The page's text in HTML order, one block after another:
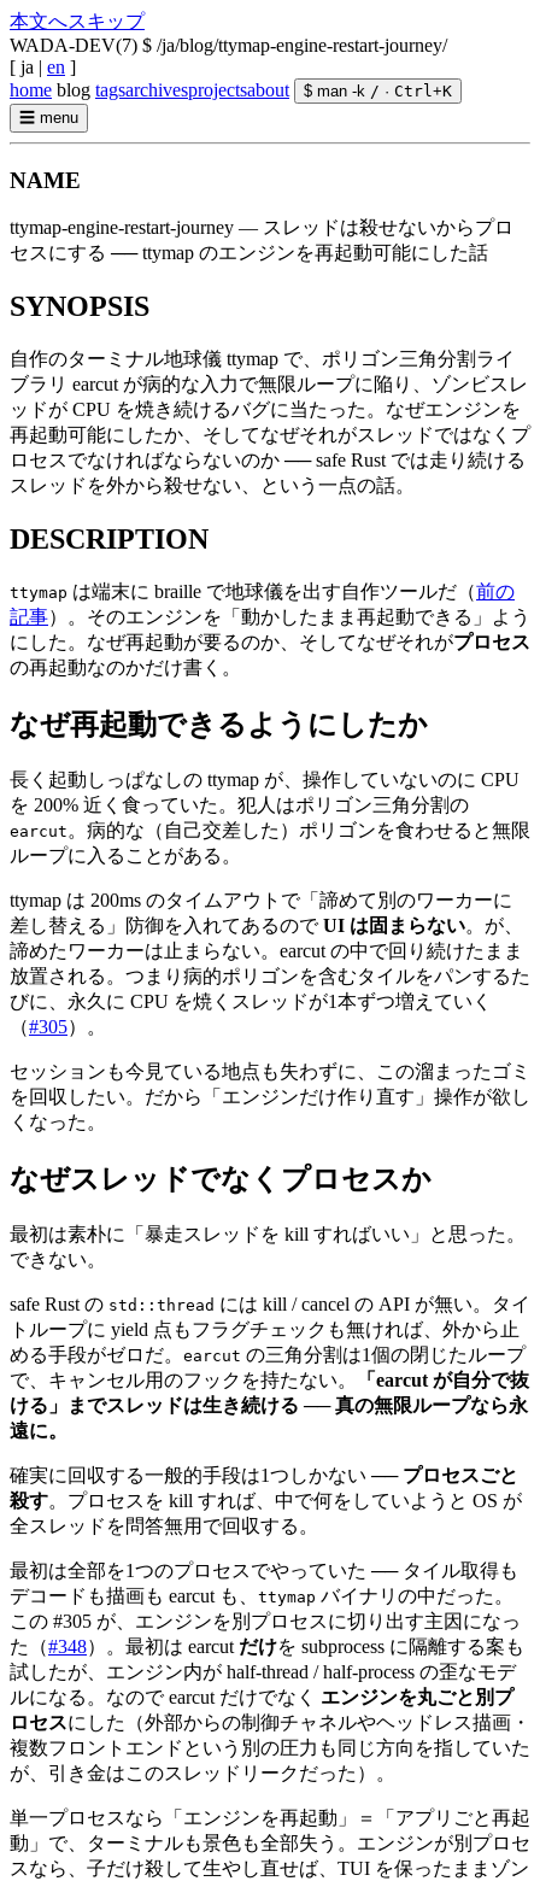
本文へスキップ
WADA-DEV(7) $ /ja/blog/ttymap-engine-restart-journey/
[ ja | en ]
home blog tagsarchivesprojectsabout $ man -k / · Ctrl+K
☰ menu
NAME
ttymap-engine-restart-journey — スレッドは殺せないからプロ
セスにする ── ttymap のエンジンを再起動可能にした話
SYNOPSIS
自作のターミナル地球儀 ttymap で、ポリゴン三角分割ライ
ブラリ earcut が病的な入力で無限ループに陥り、ゾンビスレ
ッドが CPU を焼き続けるバグに当たった。なぜエンジンを
再起動可能にしたか、そしてなぜそれがスレッドではなくプ
ロセスでなければならないのか ── safe Rust では走り続ける
スレッドを外から殺せない、という一点の話。
DESCRIPTION
ttymap は端末に braille で地球儀を出す自作ツールだ（前の
記事）。そのエンジンを「動かしたまま再起動できる」よう
にした。なぜ再起動が要るのか、そしてなぜそれがプロセス
の再起動なのかだけ書く。
なぜ再起動できるようにしたか
長く起動しっぱなしの ttymap が、操作していないのに CPU
を 200% 近く食っていた。犯人はポリゴン三角分割の
earcut 。病的な（自己交差した）ポリゴンを食わせると無限
ループに入ることがある。
ttymap は 200ms のタイムアウトで「諦めて別のワーカーに
差し替える」防御を入れてあるのでUI は固まらない。が、
諦めたワーカーは止まらない。earcut の中で回り続けたまま
放置される。つまり病的ポリゴンを含むタイルをパンするた
びに、永久に CPU を焼くスレッドが1本ずつ増えていく
（#305）。
セッションも今見ている地点も失わずに、この溜まったゴミ
を回収したい。だから「エンジンだけ作り直す」操作が欲し
くなった。
なぜスレッドでなくプロセスか
最初は素朴に「暴走スレッドを kill すればいい」と思った。
できない。
safe Rust の std::thread には kill / cancel の API が無い。タイ
トループに yield 点もフラグチェックも無ければ、外から止
める手段がゼロだ。 earcut の三角分割は1個の閉じたループ
で、キャンセル用のフックを持たない。
「earcut が自分で抜
ける」までスレッドは生き続ける ── 真の無限ループなら永
遠に。
確実に回収する一般的手段は1つしかない ── プロセスごと
殺す。プロセスを kill すれば、中で何をしていようと OS が
全スレッドを問答無用で回収する。
最初は全部を1つのプロセスでやっていた ── タイル取得も
デコードも描画も earcut も、 ttymap バイナリの中だった。
この #305 が、エンジンを別プロセスに切り出す主因になっ
た（#348）。最初は earcut だけを subprocess に隔離する案も
試したが、エンジン内が half-thread / half-process の歪なモデ
ルになる。なので earcut だけでなく エンジンを丸ごと別プ
ロセスにした（外部からの制御チャネルやヘッドレス描画・
複数フロントエンドという別の圧力も同じ方向を指していた
が、引き金はこのスレッドリークだった）。
単一プロセスなら「エンジンを再起動」＝「アプリごと再起
動」で、ターミナルも景色も全部失う。エンジンが別プロセ
スなら、子だけ殺して生やし直せば、TUI を保ったままゾン